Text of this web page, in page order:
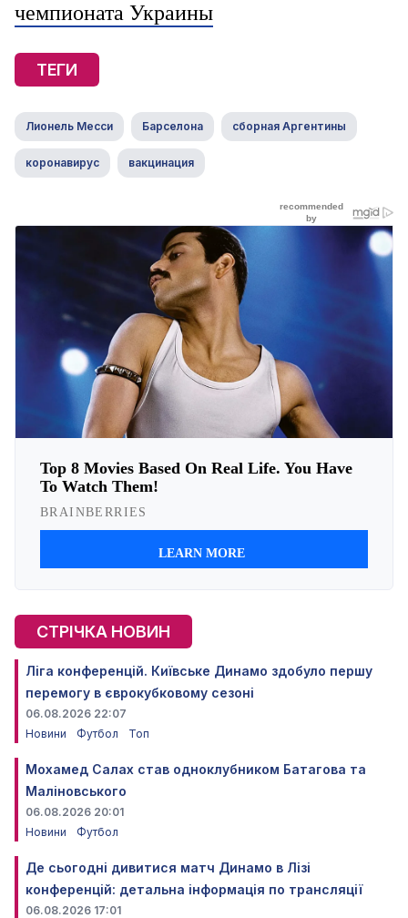
чемпионата Украины
ТЕГИ
Лионель Месси Барселона сборная Аргентины
коронавирус вакцинация
СТРІЧКА НОВИН
Ліга конференцій. Київське Динамо здобуло першу
перемогу в єврокубковому сезоні
06.08.2026 22:07
Новини
Футбол Топ
Мохамед Салах став одноклубником Батагова та
Маліновського
06.08.2026 20:01
Новини
Футбол
Де сьогодні дивитися матч Динамо в Лізі
конференцій: детальна інформація по трансляції
06.08.2026 17:01